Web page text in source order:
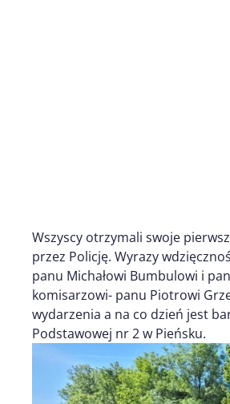
Wszyscy otrzymali swoje
przez Policję. Wyrazy
panu Michałowi Bumbulowi i
komisarzowi- panu Piotrowi
wydarzenia a na co dzień jest
Podstawowej nr 2 w Pieńsku.